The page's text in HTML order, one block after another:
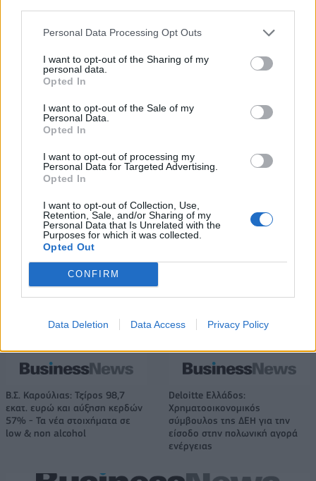
Personal Data Processing Opt Outs
I want to opt-out of the Sharing of my
personal data.
Opted In
I want to opt-out of the Sale of my
Personal Data.
Opted In
I want to opt-out of processing my
Personal Data for Targeted Advertising.
Opted In
I want to opt-out of Collection, Use,
Retention, Sale, and/or Sharing of my
Personal Data that Is Unrelated with the
Purposes for which it was collected.
Opted Out
CONFIRM
Data Deletion Data Access Privacy Policy
Media: Με ενίσχυση 8 εκατ. ευρώ σε 451 επιχειρήσεις ξεκίνησε το
μπαταριών για τα υβριδικά της
ευρωπαϊκή
αυτοκινητοβιομηχανία
Νέο Audi A2 e-tron με στόχο την κορυφή της αποδοτικότητας
Εθνική Νεανίδων: Απέναντι
στην Ισλανδία για την 5η θέση
Εφές: Χωρίς Παπαγιάννη στην
δρόμο για δάνεια έως 5 δισ. σε μικρομεσαίες
Β.Σ. Καρούλιας: Τζίρος 98,7
εκατ. ευρώ και αύξηση κερδών
57% - Τα νέα στοιχήματα σε
low & non alcohol
Deloitte Ελλάδος:
Χρηματοοικονομικός
σύμβουλος της ΔΕΗ για την
είσοδο στην πολωνική αγορά
ενέργειας